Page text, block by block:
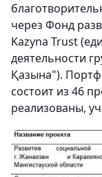
через Фонд
Kazyna Trust
деятельности
Қазына").
состоит из 46
реализованы,